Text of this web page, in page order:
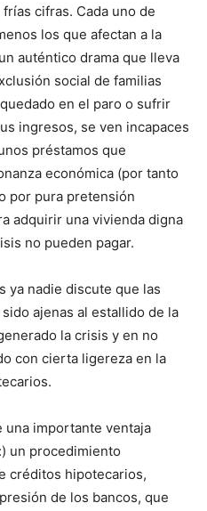
cifras. Cada uno de
los que afectan a la
auténtico drama que lleva
social de familias
en el paro o sufrir
ingresos, se ven incapaces
préstamos que
económica (por tanto
por pura pretensión
adquirir una vivienda digna
no pueden pagar.
ya nadie discute que las
ajenas al estallido de la
la crisis y en no
con cierta ligereza en la
una importante ventaja
un procedimiento
créditos hipotecarios,
de los bancos, que